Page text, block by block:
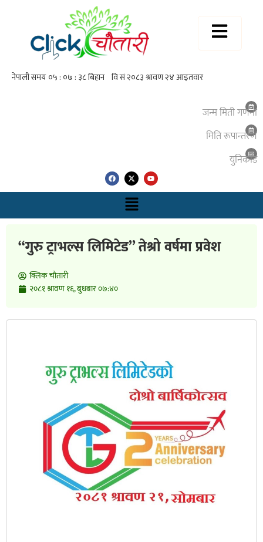
जन्म मिती गणना
मिति रूपान्तरण
युनिकाेड
“गुरु ट्राभल्स लिमिटेड” तेश्रो वर्षमा प्रवेश
क्लिक चाैतारी
२०८१ श्रावण १६, बुधबार ०७:४०